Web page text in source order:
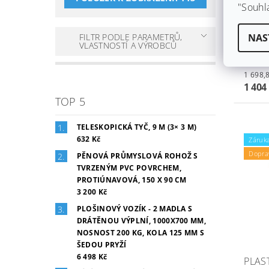
FILTR PODLE PARAMETRŮ,
VLASTNOSTÍ A VÝROBCŮ
TOP 5
TELESKOPICKÁ TYČ, 9 M (3× 3 M)
632 Kč
PĚNOVÁ PRŮMYSLOVÁ ROHOŽ S
TVRZENÝM PVC POVRCHEM,
PROTIÚNAVOVÁ, 150 X 90 CM
3 200 Kč
PLOŠINOVÝ VOZÍK - 2 MADLA S
DRÁTĚNOU VÝPLNÍ, 1000X700 MM,
NOSNOST 200 KG, KOLA 125 MM S
ŠEDOU PRYŽÍ
6 498 Kč
1